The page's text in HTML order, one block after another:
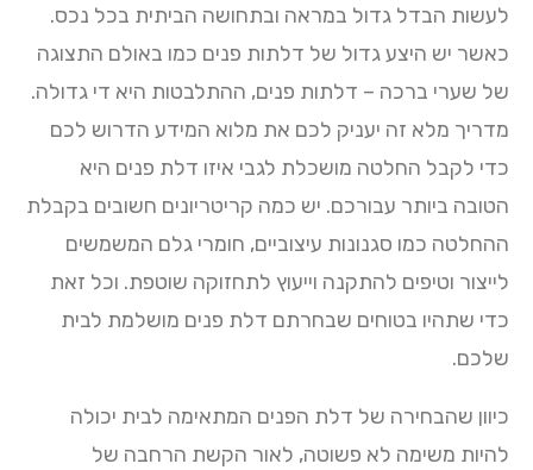
לעשות הבדל גדול במראה ובתחושה הביתית בכל נכס.
כאשר יש היצע גדול של דלתות פנים כמו באולם התצוגה
של שערי ברכה – דלתות פנים, ההתלבטות היא די גדולה.
מדריך מלא זה יעניק לכם את מלוא המידע הדרוש לכם
כדי לקבל החלטה מושכלת לגבי איזו דלת פנים היא
הטובה ביותר עבורכם. יש כמה קריטריונים חשובים בקבלת
ההחלטה כמו סגנונות עיצוביים, חומרי גלם המשמשים
לייצור וטיפים להתקנה וייעוץ לתחזוקה שוטפת. וכל זאת
כדי שתהיו בטוחים שבחרתם דלת פנים מושלמת לבית
שלכם.
כיוון שהבחירה של דלת הפנים המתאימה לבית יכולה
להיות משימה לא פשוטה, לאור הקשת הרחבה של